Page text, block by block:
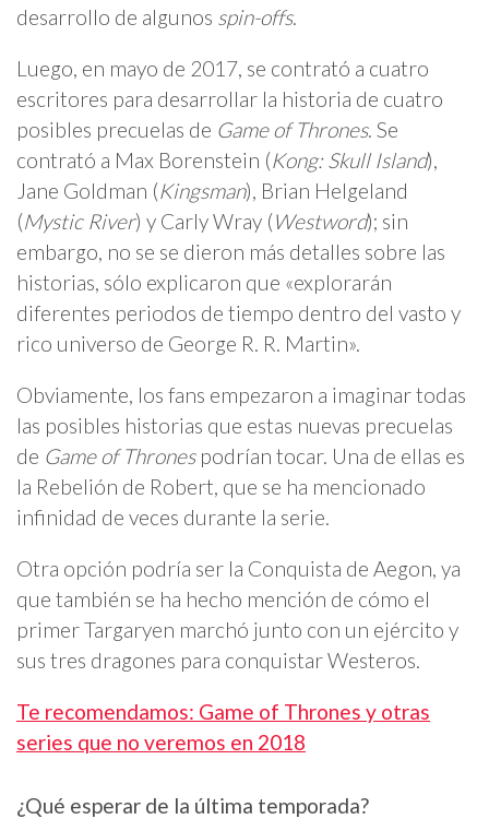
desarrollo de algunos spin-offs.
Luego, en mayo de 2017, se contrató a cuatro
escritores para desarrollar la historia de cuatro
posibles precuelas de Game of Thrones. Se
contrató a Max Borenstein (Kong: Skull Island),
Jane Goldman (Kingsman), Brian Helgeland
(Mystic River) y Carly Wray (Westword); sin
embargo, no se se dieron más detalles sobre las
historias, sólo explicaron que «explorarán
diferentes periodos de tiempo dentro del vasto y
rico universo de George R. R. Martin».
Obviamente, los fans empezaron a imaginar todas
las posibles historias que estas nuevas precuelas
de Game of Thronespodrían tocar. Una de ellas es
la Rebelión de Robert, que se ha mencionado
infinidad de veces durante la serie.
Otra opción podría ser la Conquista de Aegon, ya
que también se ha hecho mención de cómo el
primer Targaryen marchó junto con un ejército y
sus tres dragones para conquistar Westeros.
Te recomendamos: Game of Thrones y otras
series que no veremos en 2018
¿Qué esperar de la última temporada?